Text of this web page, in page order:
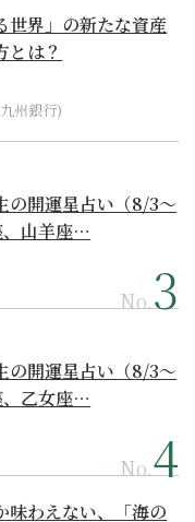
世界」の新たな資産
とは？
州銀行)
の開運星占い（8/3～
山羊座…
No.
の開運星占い（8/3～
乙女座…
No.
味わえない、「海の